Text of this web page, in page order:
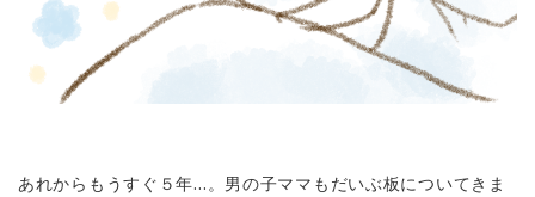
あれからもうすぐ５年…。男の子ママもだいぶ板についてきま